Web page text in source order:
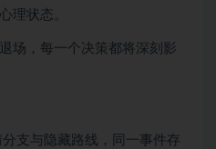
理状态。
场，每一个决策都将深刻影
支与隐藏路线，同一事件存